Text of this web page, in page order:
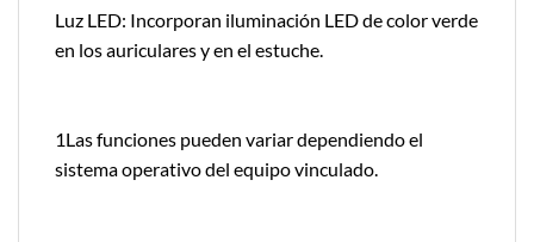
Luz LED: Incorporan iluminación LED de color verde
en los auriculares y en el estuche.
1Las funciones pueden variar dependiendo el
sistema operativo del equipo vinculado.